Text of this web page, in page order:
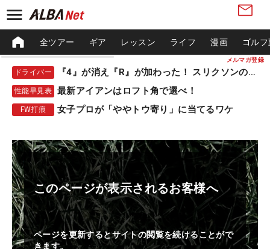
メルマガ登録
全ツアー ギア レッスン ライフ 漫画 ゴル
ドライバー 『4』が消え『R』が加わった！ スリクソンの新作
性能早見表 最新アイアンはロフト角で選べ！
FW打痕 女子プロが「ややトウ寄り」に当てるワケ
このページが表示されるお客様へ
ページを更新するとサイトの閲覧を続けることがで
きます。